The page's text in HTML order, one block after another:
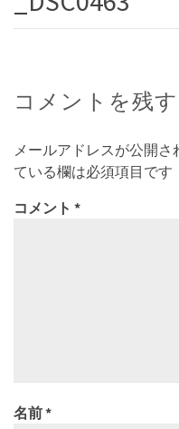
コメントを残す
メールアドレスが公開さ
ている欄は必須項目です
コメント *
名前*